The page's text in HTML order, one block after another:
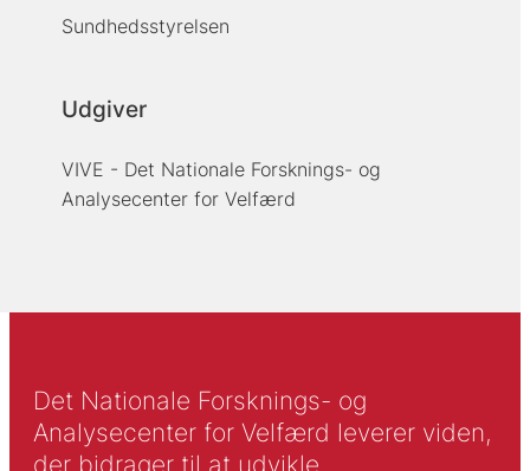
Sundhedsstyrelsen
Udgiver
VIVE - Det Nationale Forsknings- og
Analysecenter for Velfærd
Det Nationale Forsknings- og
Analysecenter for Velfærd leverer viden,
der bidrager til at udvikle